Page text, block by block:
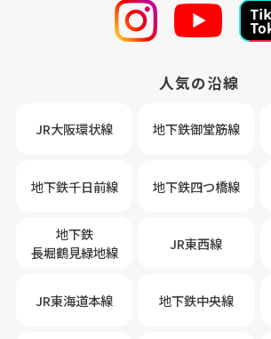
人気の沿線
JR大阪環状線 地下鉄御堂筋線
地下鉄千日前線 地下鉄四つ橋線
地下鉄
長堀鶴見緑地線
JR東西線
JR東海道本線 地下鉄中央線